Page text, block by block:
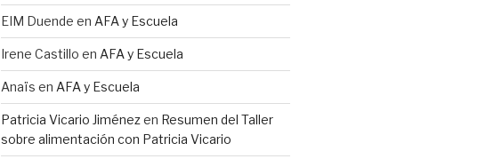
EIM Duende en AFA y Escuela
Irene Castillo en AFA y Escuela
Anaïs en AFA y Escuela
Patricia Vicario Jiménezen Resumen del Taller
sobre alimentación con Patricia Vicario